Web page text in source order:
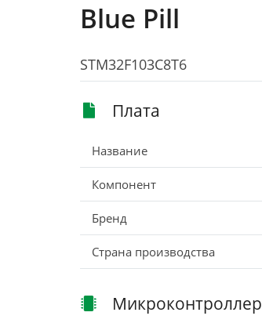
Blue Pill
STM32F103C8T6
Плата
Название
Компонент
Бренд
Страна производства
Микроконтроллер